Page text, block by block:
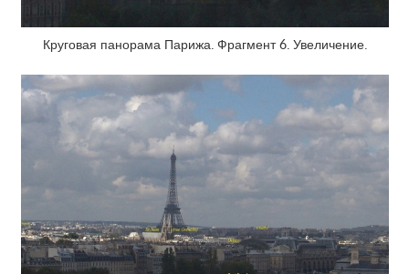
Круговая панорама Парижа. Фрагмент 6. Увеличение.